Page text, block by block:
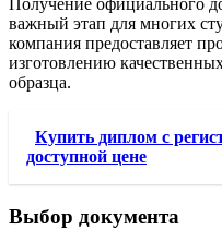
Получение официального
важный этап для многих
компания предоставляет
изготовлению
образца.
Купить диплом с
доступной цене
Выбор документа